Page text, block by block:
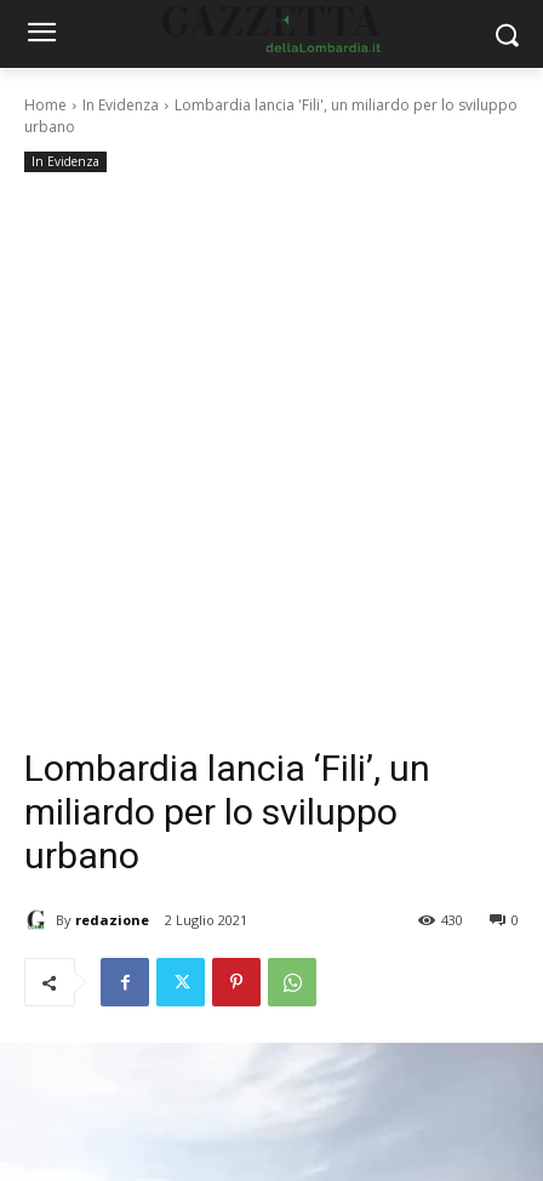
Home In Evidenza
Lombardia lancia 'Fili', un miliardo per lo sviluppo
urbano
In Evidenza
Lombardia lancia ‘Fili’, un
miliardo per lo sviluppo
urbano
By redazione 2 Luglio 2021 0
430